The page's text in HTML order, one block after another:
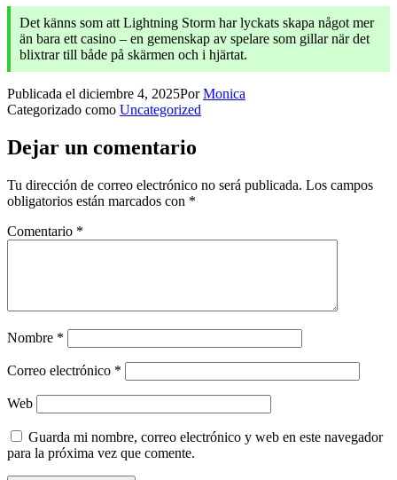
Det känns som att Lightning Storm har lyckats skapa något mer
än bara ett casino – en gemenskap av spelare som gillar när det
blixtrar till både på skärmen och i hjärtat.
Publicada el diciembre 4, 2025PorMonica
Categorizado como Uncategorized
Dejar un comentario
Tu dirección de correo electrónico no será publicada. Los campos
obligatorios están marcados con *
Comentario *
Nombre *
Correo electrónico *
Web
Guarda mi nombre, correo electrónico y web en este navegador
para la próxima vez que comente.